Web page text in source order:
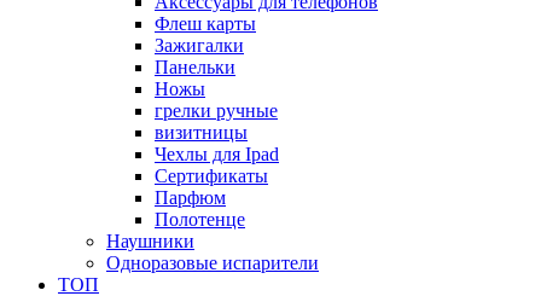
Флеш карты
Зажигалки
Панельки
Ножы
грелки ручные
визитницы
Чехлы для Ipad
Сертификаты
Парфюм
Полотенце
Наушники
Одноразовые испарители
ТОП